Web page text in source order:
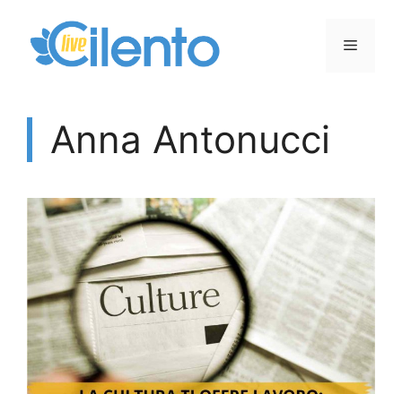
contenuto
Menu
Anna Antonucci